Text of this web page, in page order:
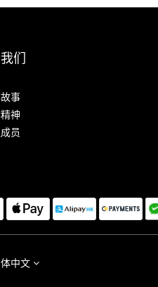
们
事
神
员
中文